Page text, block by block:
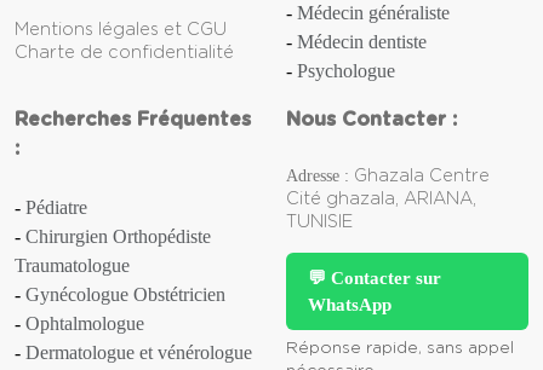
Aphasie
Aplasie médullaire
Apnée (du sommeil)
Appendicite
Apraxie
Mentions légales et CGU
Charte de confidentialité
Médecin généraliste
Médecin dentiste
Psychologue
Recherches Fréquentes
:
Pédiatre
Chirurgien Orthopédiste
Traumatologue
Gynécologue Obstétricien
Ophtalmologue
Dermatologue et vénérologue
Nous Contacter :
Adresse : Ghazala Centre
Cité ghazala, ARIANA,
TUNISIE
💬 Contacter sur
WhatsApp
Réponse rapide, sans appel